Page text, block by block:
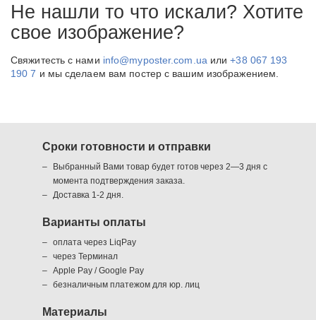
Не нашли то что искали? Хотите
свое изображение?
Свяжитесть с нами info@myposter.com.ua или+38 067 193
190 7 и мы сделаем вам постер с вашим изображением.
Сроки готовности и отправки
Выбранный Вами товар будет готов через 2—3 дня с
момента подтверждения заказа.
Доставка 1-2 дня.
Варианты оплаты
оплата через LiqPay
через Терминал
Apple Pay / Google Pay
безналичным платежом для юр. лиц
Материалы